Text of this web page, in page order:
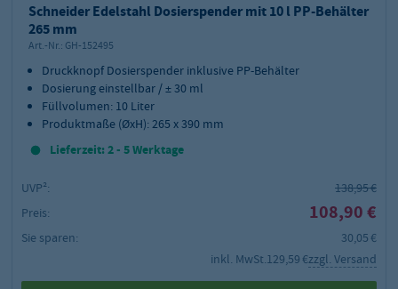
Schneider Edelstahl Dosierspender mit 10 l PP-Behälter
265 mm
Art.-Nr.: GH-152495
Druckknopf Dosierspender inklusive PP-Behälter
Dosierung einstellbar / ± 30 ml
Füllvolumen: 10 Liter
Produktmaße (ØxH): 265 x 390 mm
Lieferzeit: 2 - 5 Werktage
UVP²:
138,95 €
Preis:
108,90 €
Sie sparen:
30,05 €
inkl. MwSt.129,59 €zzgl. Versand